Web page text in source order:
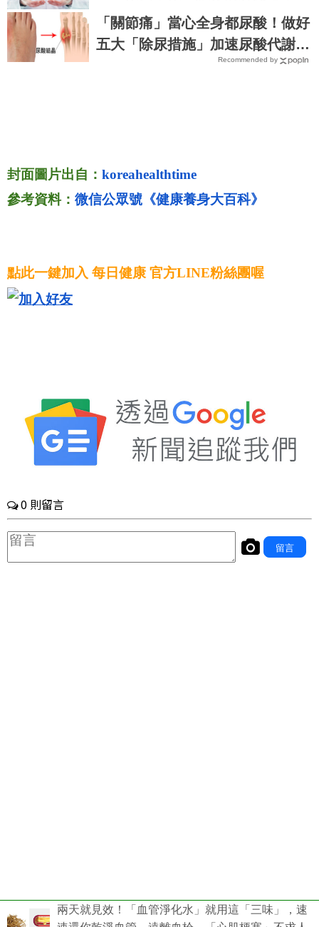
生才會是彩色的 ～
「關節痛」當心全身都尿酸！做好
五大「除尿措施」加速尿酸代謝、
即刻預防痛風、腎衰竭｜每日健康
Recommended by
封面圖片出自： koreahealthtime
參考資料： 微信公眾號《健康養身大百科》
點此一鍵加入 每日健康 官方LINE粉絲團喔
兩天就見效！「血管淨化水」就用這「三味」，速